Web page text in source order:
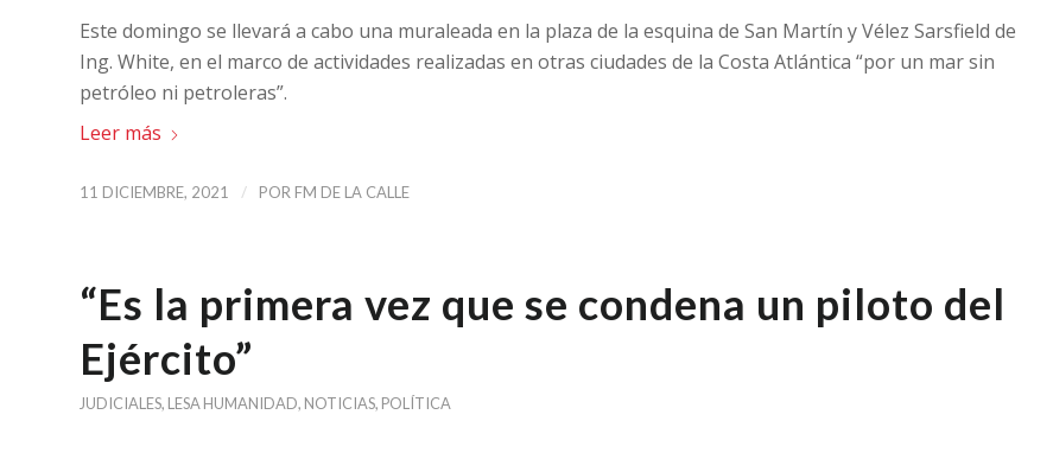
Este domingo se llevará a cabo una muraleada en la plaza de la esquina de San Martín y Vélez Sarsfield de
Ing. White, en el marco de actividades realizadas en otras ciudades de la Costa Atlántica “por un mar sin
petróleo ni petroleras”.
Leer más
11 DICIEMBRE, 2021 / POR FM DE LA CALLE
“Es la primera vez que se condena un piloto del
Ejército”
JUDICIALES, LESA HUMANIDAD, NOTICIAS, POLÍTICA